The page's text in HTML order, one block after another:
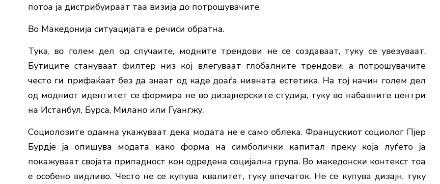
потоа ја дистрибуираат таа визија до потрошувачите.
Во Македонија ситуацијата е речиси обратна.
Тука, во голем дел од случаите, модните трендови не се создаваат, туку се увезуваат.
Бутиците стануваат филтер низ кој влегуваат глобалните трендови, а потрошувачите
често ги прифаќаат без да знаат од каде доаѓа нивната естетика. На тој начин голем дел
од модниот идентитет се формира не во дизајнерските студија, туку во набавните центри
на Истанбул, Бурса, Милано или Гуангжу.
Социолозите одамна укажуваат дека модата не е само облека. Францускиот социолог Пјер
Бурдје ја опишува модата како форма на симболички капитал преку која луѓето ја
покажуваат својата припадност кон одредена социјална група. Во македонски контекст тоа
е особено видливо. Често не се купува квалитет, туку впечаток. Не се купува дизајн, туку